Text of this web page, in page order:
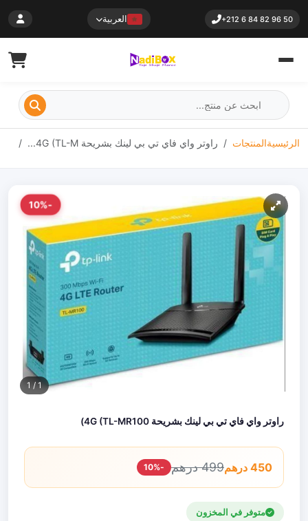
+212 6 84 82 96 50 العربية
الرئيسيةالمنتجات راوتر واي فاي تي بي لينك بشريحة 4G (TL-M...
-10%
1
/ 1
راوتر واي فاي تي بي لينك بشريحة 4G (TL-MR100)
450 درهم 499 درهم -10%
متوفر في المخزون